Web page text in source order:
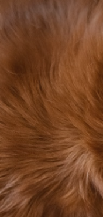
コラム（PETSTANCE
ご相談室
ショッピング
ご利用ガイド
プライバシーポリシー
特定商取引法について